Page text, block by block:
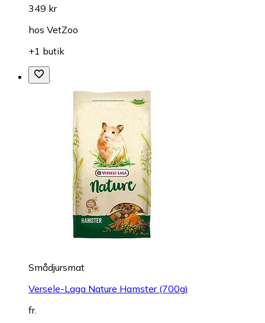
349 kr
hos VetZoo
+1 butik
Smådjursmat
Versele-Laga Nature Hamster (700g)
fr.